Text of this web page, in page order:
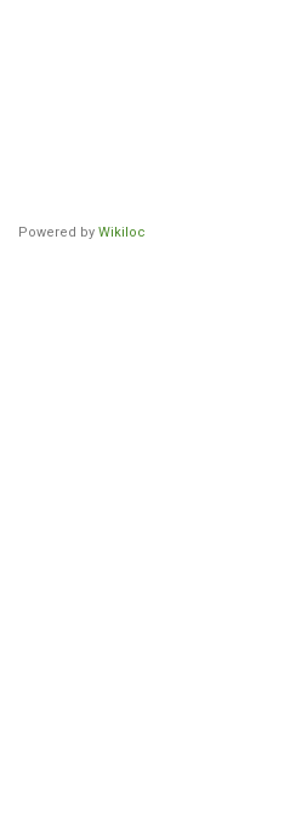
Powered by Wikiloc